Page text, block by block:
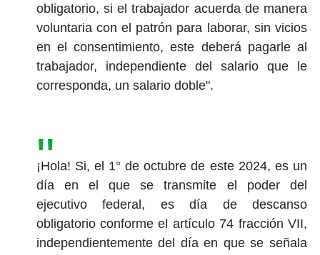
obligatorio, si el trabajador acuerda de manera
voluntaria con el patrón para laborar, sin vicios
en el consentimiento, este deberá pagarle al
trabajador, independiente del salario que le
corresponda, un salario doble".
¡Hola! Si, el 1° de octubre de este 2024, es un
día en el que se transmite el poder del
ejecutivo federal, es día de descanso
obligatorio conforme el artículo 74 fracción VII,
independientemente del día en que se señala